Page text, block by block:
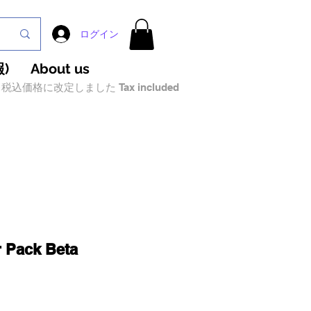
ログイン
) About us
込価格に改定しました Tax included
Pack Beta